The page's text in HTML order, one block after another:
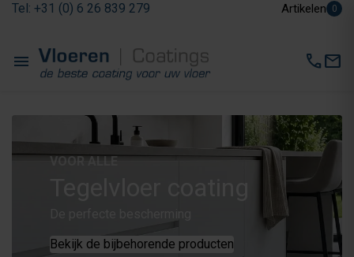
Tel: +31 (0) 6 26 839 279 Artikelen 0
menu callmail
VOOR ALLE
Tegelvloer coating
De perfecte bescherming
Bekijk de bijbehorende producten